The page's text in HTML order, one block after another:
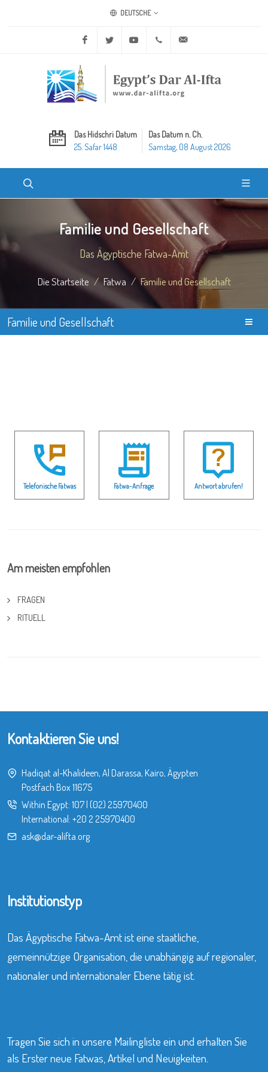
DEUTSCHE
Facebook Twitter Youtube +20 2 25970400
Das Hidschri Datum
25. Safar 1448
Das Datum n. Ch.
Samstag, 08 August 2026
Familie und Gesellschaft
Das Ägyptische Fatwa-Amt
Die Startseite Fatwa Familie und Gesellschaft
Familie und Gesellschaft
Telefonische Fatwas Fatwa-Anfrage Antwort abrufen!
Am meisten empfohlen
FRAGEN
RITUELL
Kontaktieren Sie uns!
Hadiqat al-Khalideen, Al Darassa, Kairo, Ägypten
Postfach Box 11675
Within Egypt: 107| (02) 25970400
International: +20 2 25970400
ask@dar-alifta.org
Institutionstyp
Das Ägyptische Fatwa-Amt ist eine staatliche,
gemeinnützige Organisation, die unabhängig auf regionaler,
nationaler und internationaler Ebene tätig ist.
Tragen Sie sich in unsere Mailingliste ein und erhalten Sie
als Erster neue Fatwas, Artikel und Neuigkeiten.